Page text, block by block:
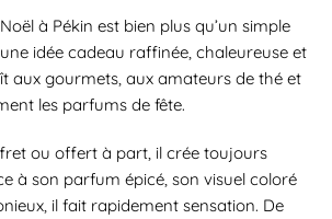
à Pékin est bien plus qu’un simple
idée cadeau raffinée, chaleureuse et
aux gourmets, aux amateurs de thé et
les parfums de fête.
ou offert à part, il crée toujours
à son parfum épicé, son visuel coloré
il fait rapidement sensation. De